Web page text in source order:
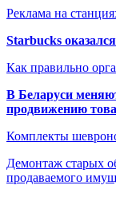
Реклама на
Starbucks
Как правильно
В Беларуси
продвижению
Комплекты
Демонтаж старых
продаваемого